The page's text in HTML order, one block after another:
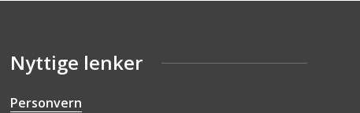
Nyttige lenker
Personvern